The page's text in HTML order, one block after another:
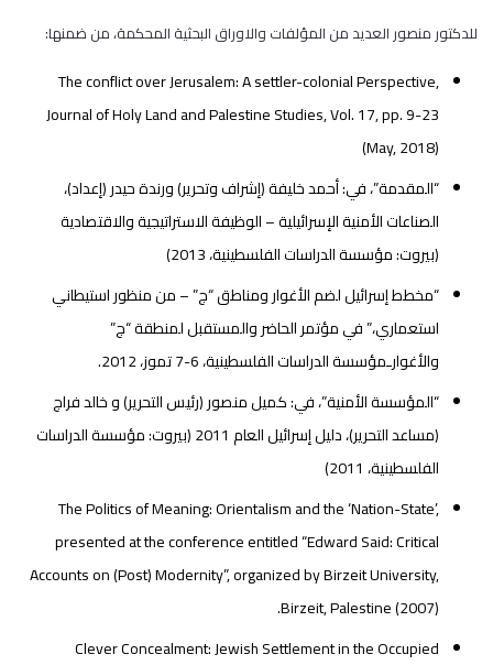
للدكتور منصور العديد من المؤلفات والاوراق البحثية المحكمة، من ضمنها:
The conflict over Jerusalem: A settler-colonial Perspective,
Journal of Holy Land and Palestine Studies, Vol. 17, pp. 9-23
(May, 2018)
“المقدمة”، في: أحمد خليفة (إشراف وتحرير) ورندة حيدر (إعداد)،
الصناعات الأمنية الإسرائيلية – الوظيفة الاستراتيجية والاقتصادية
(بيروت: مؤسسة الدراسات الفلسطينية، 2013)
“مخطط إسرائيل لضم الأغوار ومناطق “ج” – من منظور استيطاني
استعماري،” في مؤتمر الحاضر والمستقبل لمنطقة “ج”
والأغوارـمؤسسة الدراسات الفلسطينية، 6-7 تموز، 2012.
“المؤسسة الأمنية”، في: كميل منصور (رئيس التحرير) و خالد فراج
(مساعد التحرير)، دليل إسرائيل العام 2011 (بيروت: مؤسسة الدراسات
الفلسطينية، 2011)
The Politics of Meaning: Orientalism and the ‘Nation-State’,
presented at the conference entitled “Edward Said: Critical
Accounts on (Post) Modernity”, organized by Birzeit University,
Birzeit, Palestine (2007).
Clever Concealment: Jewish Settlement in the Occupied